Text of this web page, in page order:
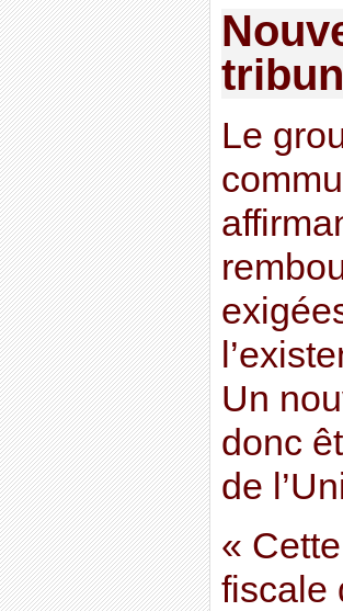
Le
Un
donc
de
«
fiscale